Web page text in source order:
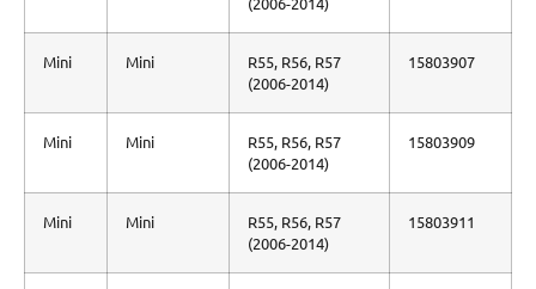
Mini Mini
R55, R56, R57
(2006-2014)
15803907
Mini Mini
R55, R56, R57
(2006-2014)
15803909
Mini Mini
R55, R56, R57
(2006-2014)
15803911